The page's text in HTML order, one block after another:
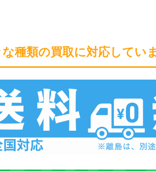
な種類の買取に対応してい